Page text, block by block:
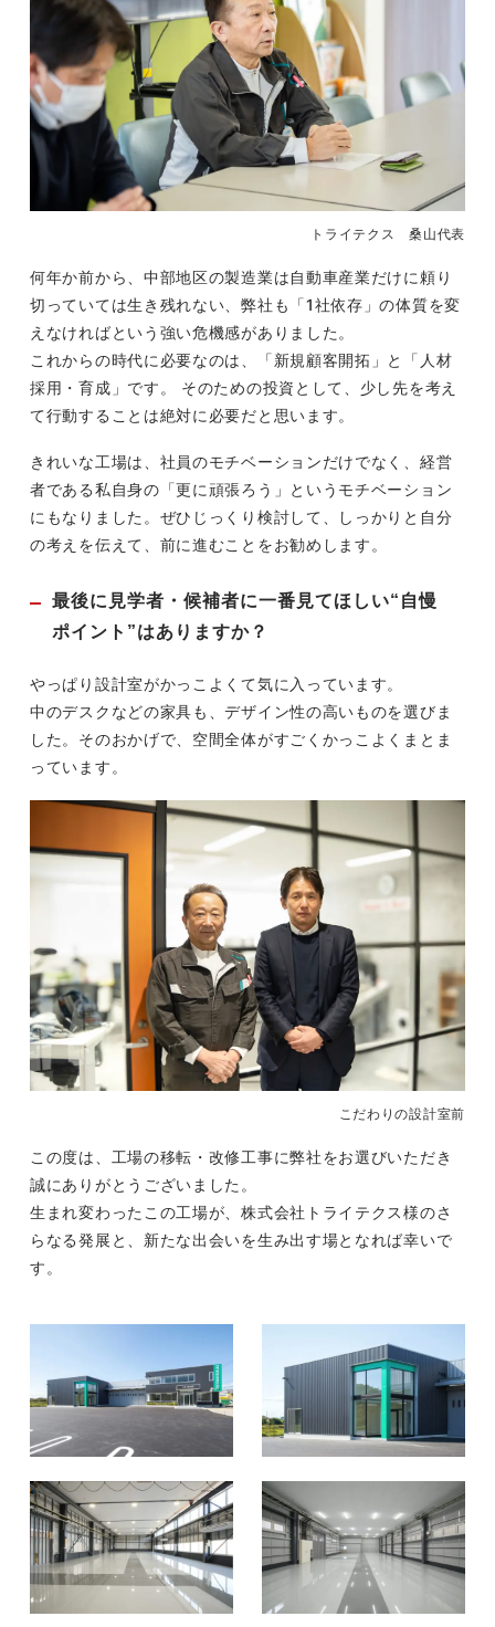
トライテクス 桑山代表
何年か前から、中部地区の製造業は自動車産業だけに頼り
切っていては生き残れない、弊社も「1社依存」の体質を変
えなければという強い危機感がありました。
これからの時代に必要なのは、「新規顧客開拓」と「人材
採用・育成」です。 そのための投資として、少し先を考え
て行動することは絶対に必要だと思います。
きれいな工場は、社員のモチベーションだけでなく、経営
者である私自身の「更に頑張ろう」というモチベーション
にもなりました。ぜひじっくり検討して、しっかりと自分
の考えを伝えて、前に進むことをお勧めします。
最後に見学者・候補者に一番見てほしい“自慢
ポイント”はありますか？
やっぱり設計室がかっこよくて気に入っています。
中のデスクなどの家具も、デザイン性の高いものを選びま
した。そのおかげで、空間全体がすごくかっこよくまとま
っています。
こだわりの設計室前
この度は、工場の移転・改修工事に弊社をお選びいただき
誠にありがとうございました。
生まれ変わったこの工場が、株式会社トライテクス様のさ
らなる発展と、新たな出会いを生み出す場となれば幸いで
す。